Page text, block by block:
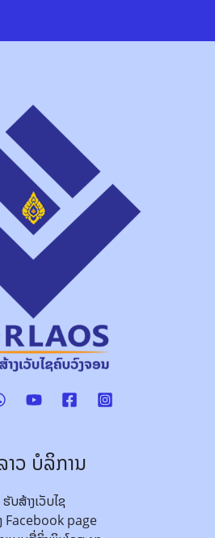
າວ ບໍລິການ
ຮັບສ້າງເວັບໄຊ
Facebook page